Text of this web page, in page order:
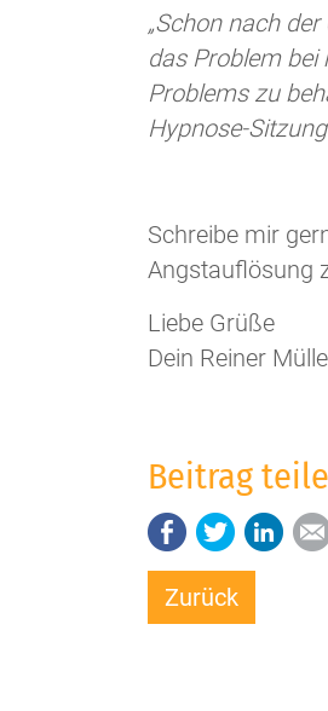
„Schon nach
das Problem bei
Problems zu
Hypnose-
Schreibe mir
Angstauflösung
Liebe Grüße
Dein Reiner
Beitrag
Facebook
Twitter
Zurück